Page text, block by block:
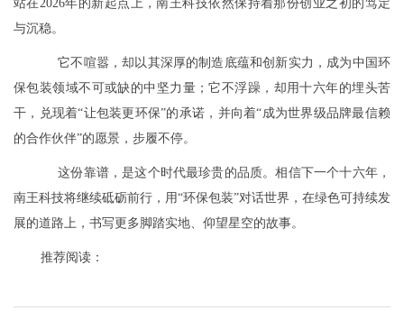
站在2026年的新起点上，南王科技依然保持着那份创业之初的笃定
与沉稳。
它不喧嚣，却以其深厚的制造底蕴和创新实力，成为中国环
保包装领域不可或缺的中坚力量；它不浮躁，却用十六年的埋头苦
干，兑现着“让包装更环保”的承诺，并向着“成为世界级品牌最信赖
的合作伙伴”的愿景，步履不停。
这份靠谱，是这个时代最珍贵的品质。相信下一个十六年，
南王科技将继续砥砺前行，用“环保包装”对话世界，在绿色可持续发
展的道路上，书写更多脚踏实地、仰望星空的故事。
推荐阅读：